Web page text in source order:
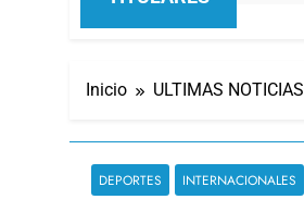
Inicio ULTIMAS NOTICIAS
DEPORTES INTERNACIONALES